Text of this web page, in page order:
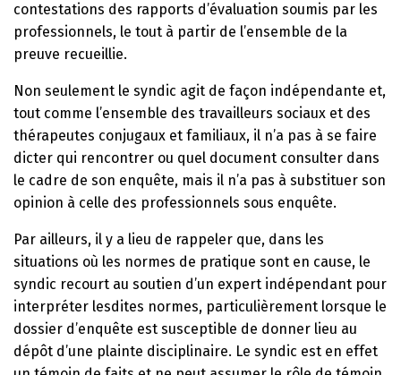
contestations des rapports d’évaluation soumis par les
professionnels, le tout à partir de l’ensemble de la
preuve recueillie.
Non seulement le syndic agit de façon indépendante et,
tout comme l’ensemble des travailleurs sociaux et des
thérapeutes conjugaux et familiaux, il n’a pas à se faire
dicter qui rencontrer ou quel document consulter dans
le cadre de son enquête, mais il n’a pas à substituer son
opinion à celle des professionnels sous enquête.
Par ailleurs, il y a lieu de rappeler que, dans les
situations où les normes de pratique sont en cause, le
syndic recourt au soutien d’un expert indépendant pour
interpréter lesdites normes, particulièrement lorsque le
dossier d’enquête est susceptible de donner lieu au
dépôt d’une plainte disciplinaire. Le syndic est en effet